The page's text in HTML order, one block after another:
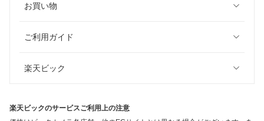
お買い物
ご利用ガイド
楽天ビック
楽天ビックのサービスご利用上の注意